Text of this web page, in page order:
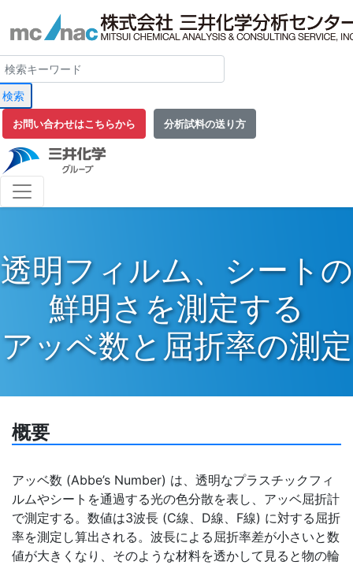
検索
お問い合わせはこちらから 分析試料の送り方
透明フィルム、シートの
鮮明さを測定する
アッベ数と屈折率の測定
概要
アッベ数 (Abbe’s Number) は、透明なプラスチックフィ
ルムやシートを通過する光の色分散を表し、アッベ屈折計
で測定する。数値は3波長 (C線、D線、F線) に対する屈折
率を測定し算出される。波長による屈折率差が小さいと数
値が大きくなり、そのような材料を透かして見ると物の輪